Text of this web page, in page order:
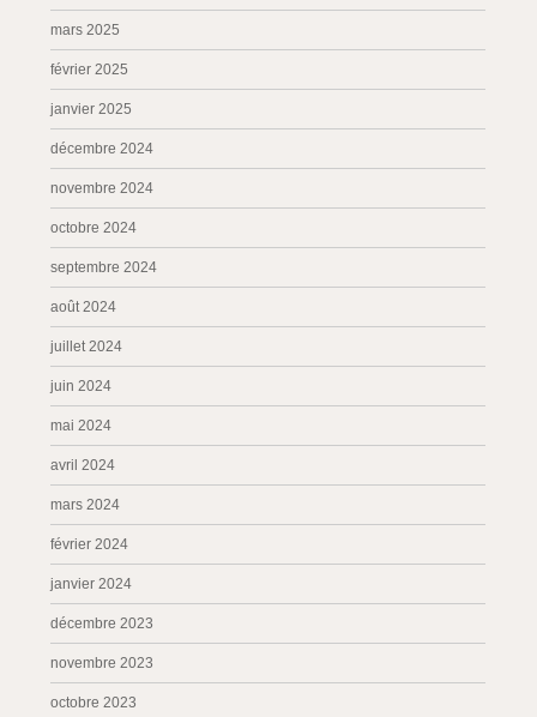
mars 2025
février 2025
janvier 2025
décembre 2024
novembre 2024
octobre 2024
septembre 2024
août 2024
juillet 2024
juin 2024
mai 2024
avril 2024
mars 2024
février 2024
janvier 2024
décembre 2023
novembre 2023
octobre 2023